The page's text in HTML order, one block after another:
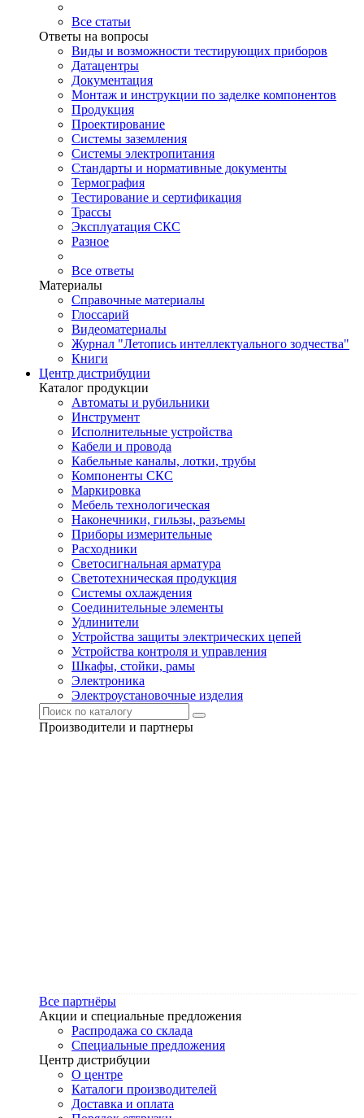
Все статьи
Ответы на вопросы
Виды и возможности тестирующих приборов
Датацентры
Документация
Монтаж и инструкции по заделке компонентов
Продукция
Проектирование
Системы заземления
Системы электропитания
Стандарты и нормативные документы
Термография
Тестирование и сертификация
Трассы
Эксплуатация СКС
Разное
Все ответы
Материалы
Справочные материалы
Глоссарий
Видеоматериалы
Журнал "Летопись интеллектуального зодчества"
Книги
Центр дистрибуции
Каталог продукции
Автоматы и рубильники
Инструмент
Исполнительные устройства
Кабели и провода
Кабельные каналы, лотки, трубы
Компоненты СКС
Маркировка
Мебель технологическая
Наконечники, гильзы, разъемы
Приборы измерительные
Расходники
Светосигнальная арматура
Светотехническая продукция
Системы охлаждения
Соединительные элементы
Удлинители
Устройства защиты электрических цепей
Устройства контроля и управления
Шкафы, стойки, рамы
Электроника
Электроустановочные изделия
Производители и партнеры
Все партнёры
Акции и специальные предложения
Распродажа со склада
Специальные предложения
Центр дистрибуции
О центре
Каталоги производителей
Доставка и оплата